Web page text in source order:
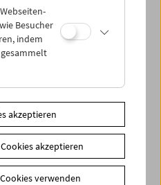
Besucher
indem
akzeptieren
akzeptieren
verwenden